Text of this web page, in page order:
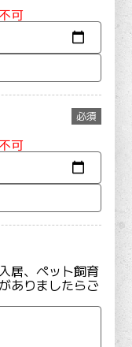
可
必須
可
居、ペット飼育
ありましたらご